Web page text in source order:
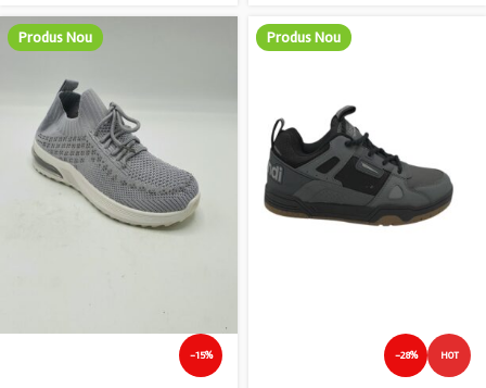
Produs Nou
-15%
Produs Nou
-28% HOT